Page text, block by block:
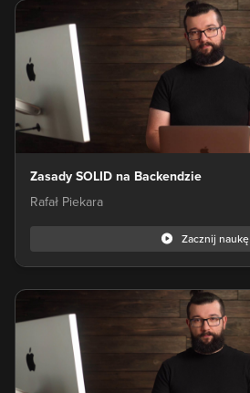
Zasady SOLID na Backendzie
Rafał Piekara
Zacznij naukę